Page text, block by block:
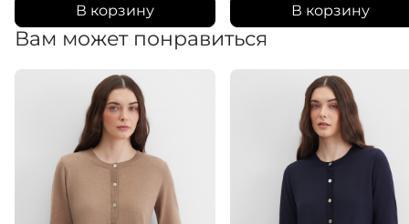
В корзину В корзину
Вам может понравиться